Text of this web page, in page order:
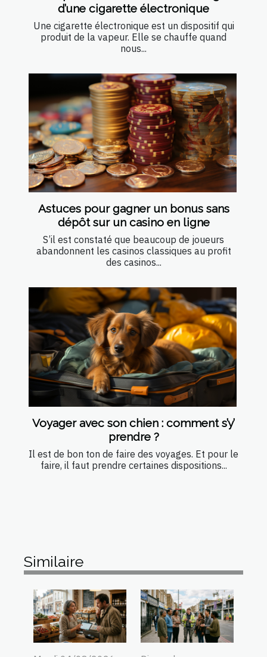
d’une cigarette électronique
Une cigarette électronique est un dispositif qui
produit de la vapeur. Elle se chauffe quand
nous...
Astuces pour gagner un bonus sans
dépôt sur un casino en ligne
S’il est constaté que beaucoup de joueurs
abandonnent les casinos classiques au profit
des casinos...
Voyager avec son chien : comment s’y’
prendre ?
Il est de bon ton de faire des voyages. Et pour le
faire, il faut prendre certaines dispositions...
Similaire